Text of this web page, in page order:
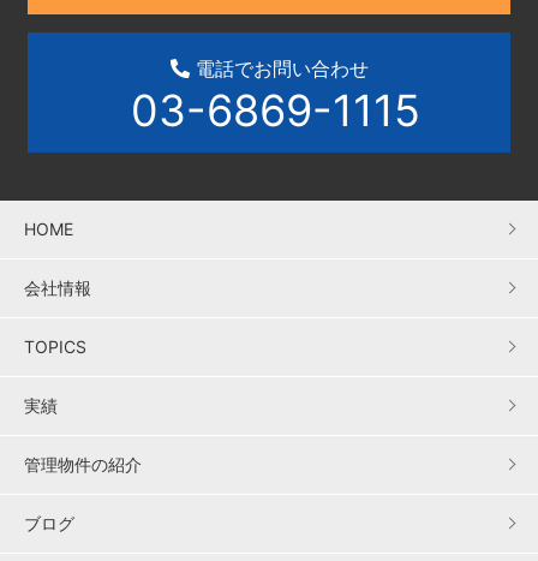
電話でお問い合わせ
03-6869-1115
HOME
会社情報
TOPICS
実績
管理物件の紹介
ブログ